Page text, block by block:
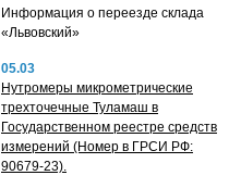
Информация о переезде склада
«Львовский»
05.03
Нутромеры микрометрические
трехточечные Туламаш в
Государственном реестре средств
измерений (Номер в ГРСИ РФ:
90679-23).